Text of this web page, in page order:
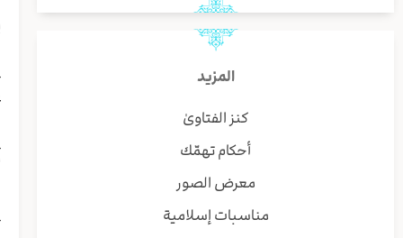
المزيد
كنز الفتاوىٰ
أحكام تهمّك
معرض الصور
مناسبات إسلامية